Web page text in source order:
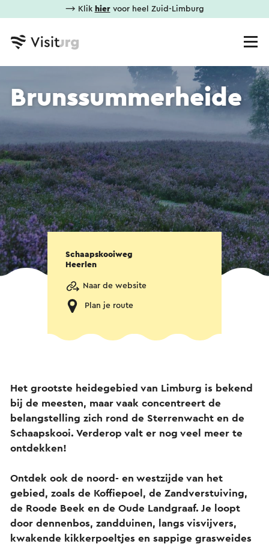
⟶ Klik hiervoor heel Zuid-Limburg
Brunssummerheide
Schaapskooiweg
Heerlen
Naar de website
Plan je route
Het grootste heidegebied van Limburg is bekend
bij de meesten, maar vaak concentreert de
belangstelling zich rond de Sterrenwacht en de
Schaapskooi. Verderop valt er nog veel meer te
ontdekken!
Ontdek ook de noord- en westzijde van het
gebied, zoals de Koffiepoel, de Zandverstuiving,
de Roode Beek en de Oude Landgraaf. Je loopt
door dennenbos, zandduinen, langs visvijvers,
kwakende kikkerpoeltjes en sappige grasweides